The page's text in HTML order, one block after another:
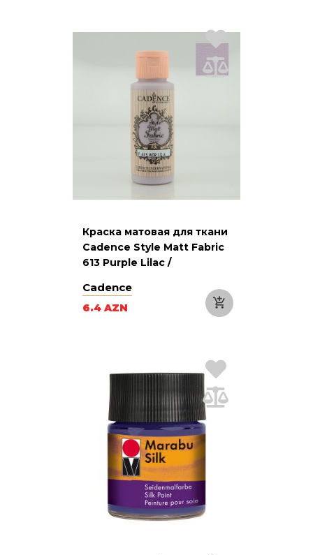
Краска матовая для ткани
Cadence Style Matt Fabric
613 Purple Lilac /
Cadence
6.4 AZN